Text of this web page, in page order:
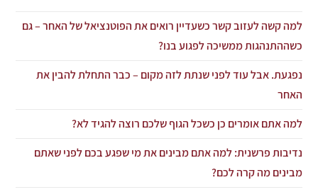
למה קשה לעזוב קשר כשעדיין רואים את הפוטנציאל של האחר – גם
כשההתנהגות ממשיכה לפגוע בנו?
נפגעת. אבל עוד לפני שנתת לזה מקום – כבר התחלת להבין את
האחר
למה אתם אומרים כן כשכל הגוף שלכם רוצה להגיד לא?
נדיבות פרשנית: למה אתם מבינים את מי שפגע בכם לפני שאתם
מבינים מה קרה לכם?